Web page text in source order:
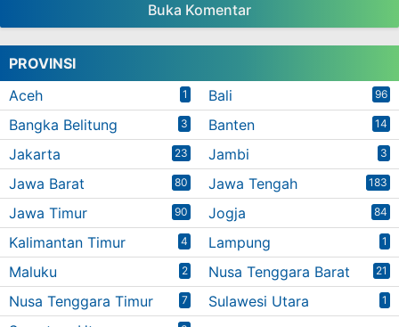
Buka Komentar
PROVINSI
Aceh
1 Bali 96
Bangka Belitung 3 Banten 14
Jakarta 23 Jambi 3
Jawa Barat 80 Jawa Tengah 183
Jawa Timur 90 Jogja 84
Kalimantan Timur 4 Lampung 1
Maluku 2 Nusa Tenggara Barat 21
Nusa Tenggara Timur 7 Sulawesi Utara 1